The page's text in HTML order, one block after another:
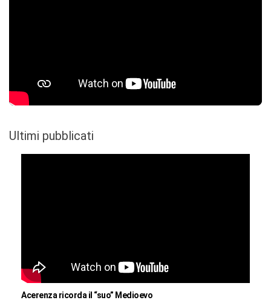
Ultimi pubblicati
Acerenza ricorda il “suo” Medioevo